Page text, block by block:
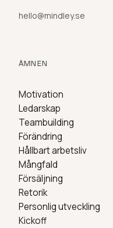
hello@mindley.se
ÄMNEN
Motivation
Ledarskap
Teambuilding
Förändring
Hållbart arbetsliv
Mångfald
Försäljning
Retorik
Personlig utveckling
Kickoff